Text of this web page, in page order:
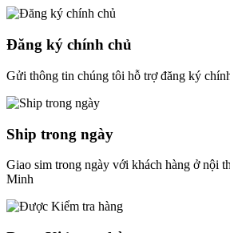
Đăng ký chính chủ
Gửi thông tin chúng tôi hỗ trợ đăng ký
Ship trong ngày
Giao sim trong ngày với khách hàng ở nội
Minh